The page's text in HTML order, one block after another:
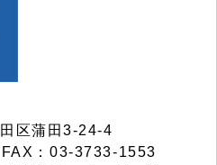
区蒲田3-24-4
：03-3733-1553